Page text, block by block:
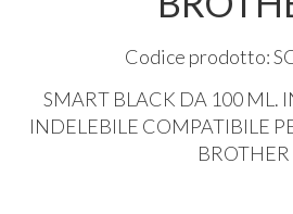
Codice prodotto:
SMART BLACK DA 100 ML.
INDELEBILE COMPATIBILE
BROTHER